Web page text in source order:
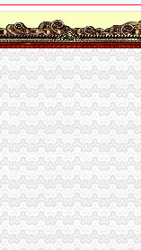
业学校,重庆南
开业的批复
钱一平-重
商注册\变更\注销-
城乡建设委员会
公交车网
路-重庆公交车网
国招商网